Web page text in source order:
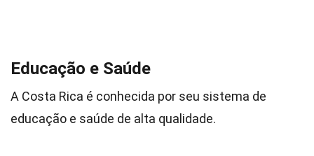
Educação e Saúde
A Costa Rica é conhecida por seu sistema de
educação e saúde de alta qualidade.